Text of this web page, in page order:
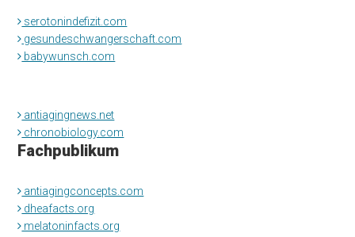
serotonindefizit.com
gesundeschwangerschaft.com
babywunsch.com
antiagingnews.net
chronobiology.com
Fachpublikum
antiagingconcepts.com
dheafacts.org
melatoninfacts.org